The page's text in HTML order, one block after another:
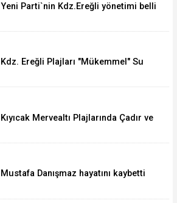
Yeni Parti`nin Kdz.Ereğli yönetimi belli
Kdz. Ereğli Plajları "Mükemmel" Su
Kıyıcak Mervealtı Plajlarında Çadır ve
Mustafa Danışmaz hayatını kaybetti